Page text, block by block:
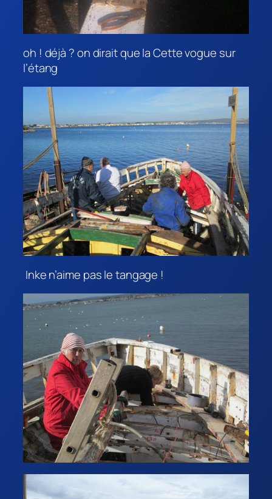
oh ! déjà ? on dirait que la Cette vogue sur
l’étang
Inke n’aime pas le tangage !